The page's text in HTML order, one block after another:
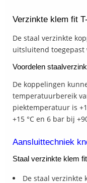
Verzinkte klem fit
De staal verzinkte
uitsluitend toegepast
Voordelen
De koppelingen
temperatuurbereik
piektemperatuur is
+15 °C en 6 bar bij
Aansluittechniek
Staal verzinkte klem
De staal verzinkte